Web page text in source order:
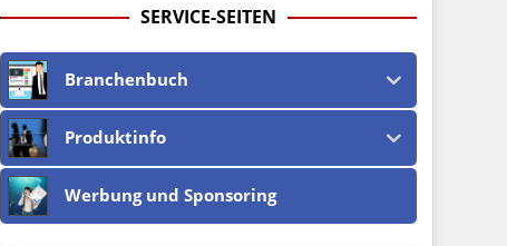
SERVICE-SEITEN
Branchenbuch
Produktinfo
Werbung und Sponsoring